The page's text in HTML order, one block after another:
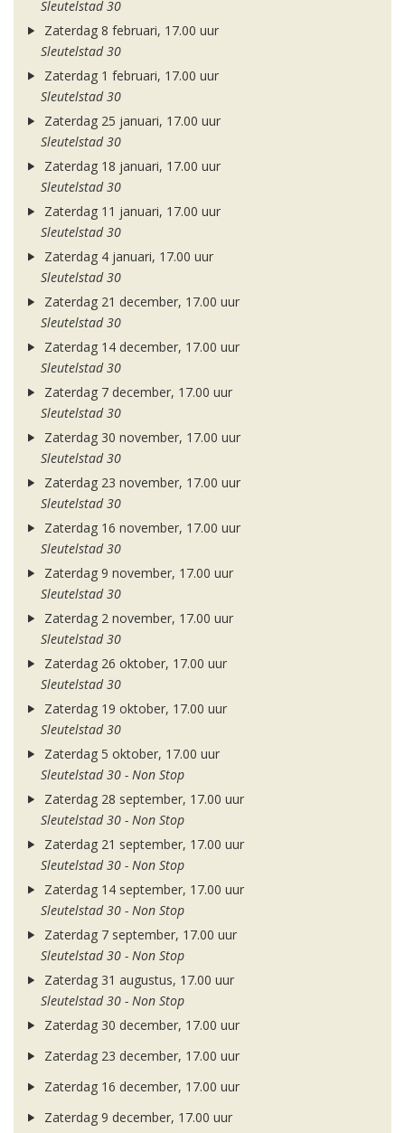
Sleutelstad 30
Zaterdag 8 februari, 17.00 uur
Sleutelstad 30
Zaterdag 1 februari, 17.00 uur
Sleutelstad 30
Zaterdag 25 januari, 17.00 uur
Sleutelstad 30
Zaterdag 18 januari, 17.00 uur
Sleutelstad 30
Zaterdag 11 januari, 17.00 uur
Sleutelstad 30
Zaterdag 4 januari, 17.00 uur
Sleutelstad 30
Zaterdag 21 december, 17.00 uur
Sleutelstad 30
Zaterdag 14 december, 17.00 uur
Sleutelstad 30
Zaterdag 7 december, 17.00 uur
Sleutelstad 30
Zaterdag 30 november, 17.00 uur
Sleutelstad 30
Zaterdag 23 november, 17.00 uur
Sleutelstad 30
Zaterdag 16 november, 17.00 uur
Sleutelstad 30
Zaterdag 9 november, 17.00 uur
Sleutelstad 30
Zaterdag 2 november, 17.00 uur
Sleutelstad 30
Zaterdag 26 oktober, 17.00 uur
Sleutelstad 30
Zaterdag 19 oktober, 17.00 uur
Sleutelstad 30
Zaterdag 5 oktober, 17.00 uur
Sleutelstad 30 - Non Stop
Zaterdag 28 september, 17.00 uur
Sleutelstad 30 - Non Stop
Zaterdag 21 september, 17.00 uur
Sleutelstad 30 - Non Stop
Zaterdag 14 september, 17.00 uur
Sleutelstad 30 - Non Stop
Zaterdag 7 september, 17.00 uur
Sleutelstad 30 - Non Stop
Zaterdag 31 augustus, 17.00 uur
Sleutelstad 30 - Non Stop
Zaterdag 30 december, 17.00 uur
Zaterdag 23 december, 17.00 uur
Zaterdag 16 december, 17.00 uur
Zaterdag 9 december, 17.00 uur